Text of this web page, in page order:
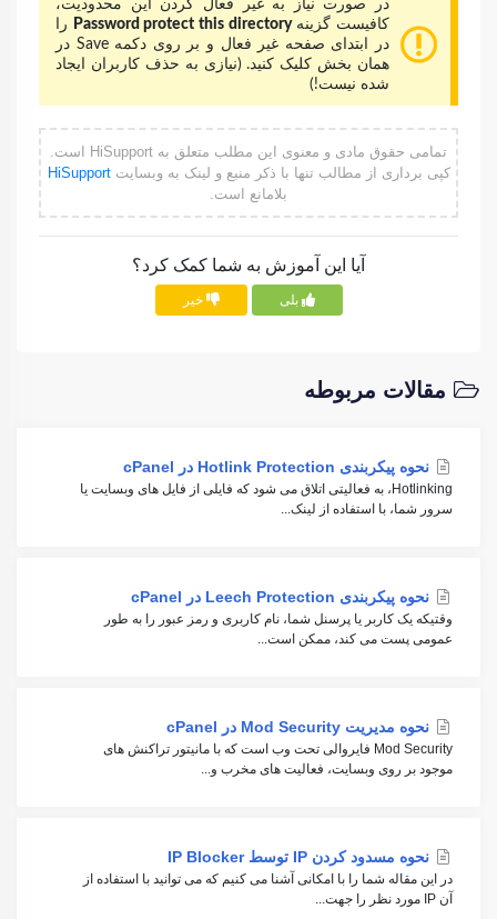
در صورت نیاز به غیر فعال کردن این محدودیت،
کافیست گزینهPassword protect this directory
را
در ابتدای صفحه غیر فعال و بر روی دکمه Save در
همان بخش کلیک کنید. (نیازی به حذف کاربران ایجاد
شده نیست!)
تمامی حقوق مادی و معنوی این مطلب متعلق به HiSupport است.
کپی برداری از مطالب تنها با ذکر منبع و لینک به وبسایتHiSupport
بلامانع است.
آیا این آموزش به شما کمک کرد؟
بلی خیر
مقالات مربوطه
نحوه پیکربندی Hotlink Protection در cPanel
Hotlinking، به فعالیتی اتلاق می شود که فایلی از فایل های وبسایت یا
سرور شما، با استفاده از لینک...
نحوه پیکربندی Leech Protection در cPanel
وقتیکه یک کاربر یا پرسنل شما، نام کاربری و رمز عبور را به طور
عمومی پست می کند، ممکن است...
نحوه مدیریت Mod Security در cPanel
Mod Security فایروالی تحت وب است که با مانیتور تراکنش های
موجود بر روی وبسایت، فعالیت های مخرب و...
نحوه مسدود کردن IP توسط IP Blocker
در این مقاله شما را با امکانی آشنا می کنیم که می توانید با استفاده از
آن IP مورد نظر را جهت...